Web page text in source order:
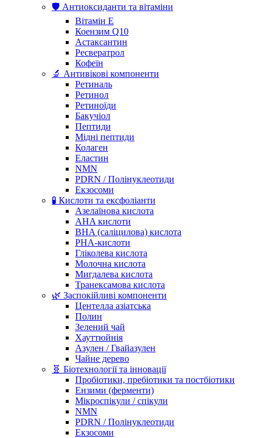
🛡️ Антиоксиданти та вітаміни
Вітамін Е
Коензим Q10
Астаксантин
Ресвератрол
Кофеїн
🔬 Антивікові компоненти
Ретиналь
Ретинол
Ретиноїди
Бакучіол
Пептиди
Мідні пептиди
Колаген
Еластин
NMN
PDRN / Полінуклеотиди
Екзосоми
🧪 Кислоти та ексфоліанти
Азелаїнова кислота
AHA кислоти
BHA (саліцилова) кислота
PHA-кислоти
Гліколева кислота
Молочна кислота
Мигдалева кислота
Транексамова кислота
🌿 Заспокійливі компоненти
Центелла азіатська
Полин
Зелений чай
Хауттюйнія
Азулен / Гвайазулен
Чайне дерево
🧬 Біотехнології та інновації
Пробіотики, пребіотики та постбіотики
Ензими (ферменти)
Мікроспікули / спікули
NMN
PDRN / Полінуклеотиди
Екзосоми